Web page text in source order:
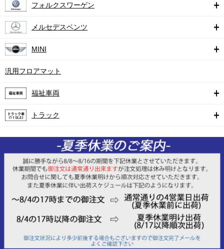
フォルクスワーゲン
メルセデスベンツ
MINI
汎用フロアマット
福祉車両
トラック